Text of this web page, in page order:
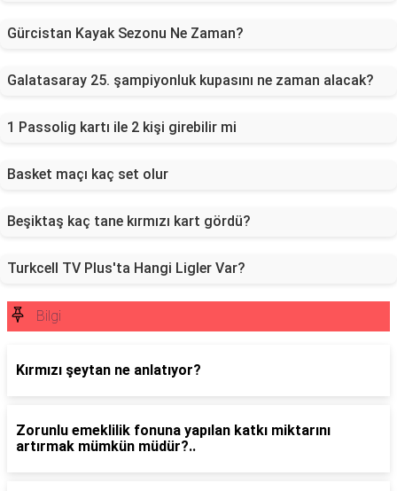
Gürcistan Kayak Sezonu Ne Zaman?
Galatasaray 25. şampiyonluk kupasını ne zaman alacak?
1 Passolig kartı ile 2 kişi girebilir mi
Basket maçı kaç set olur
Beşiktaş kaç tane kırmızı kart gördü?
Turkcell TV Plus'ta Hangi Ligler Var?
Bilgi
Kırmızı şeytan ne anlatıyor?
Zorunlu emeklilik fonuna yapılan katkı miktarını
artırmak mümkün müdür?..